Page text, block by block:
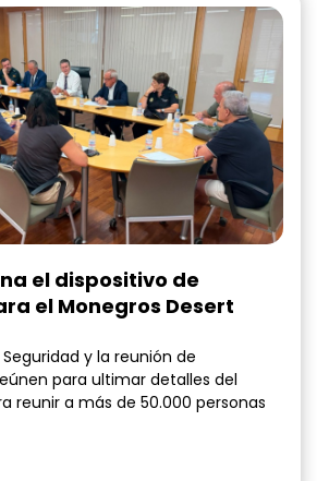
el dispositivo de
el Monegros Desert
y la reunión de
para ultimar detalles del
reunir a más de 50.000 personas